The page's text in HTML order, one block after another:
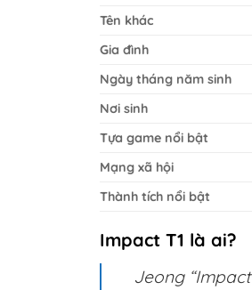
Tên khác
Gia đình
Ngày tháng năm sinh
Nơi sinh
Tựa game nổi bật
Mạng xã hội
Thành tích nổi bật
Impact T1 là ai?
Jeong